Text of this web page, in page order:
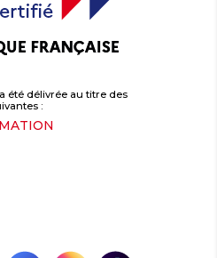
été délivrée au titre des
: